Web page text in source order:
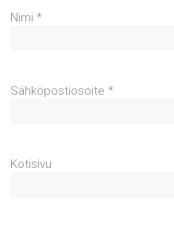
Nimi*
Sähköpostiosoite*
Kotisivu